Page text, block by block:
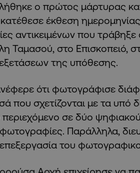
ο πρώτος μάρτυρας
έκθεση
αντικειμένων που τράβηξε
Ταμασού, στο Επισκοπειό,
της υπόθεσης.
ότι φωτογράφισε
που σχετίζονται με τα υπό
σε δύο
Παράλληλα,
του